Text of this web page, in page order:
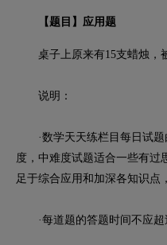
【题目】应用题
桌子上原来有15支蜡烛，被
说明：
·数学天天练栏目每日试题
度，中难度试题适合一些有过
足于综合应用和加深各知识点
·每道题的答题时间不应超